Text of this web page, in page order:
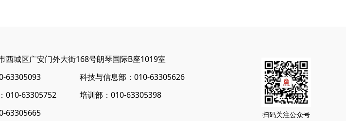
西城区广安门外大街168号朗琴国际B座1019室
63305093
010-63305752
科技与信息部：010-63305626
培训部：010-63305398
63305665
扫码关注公众号